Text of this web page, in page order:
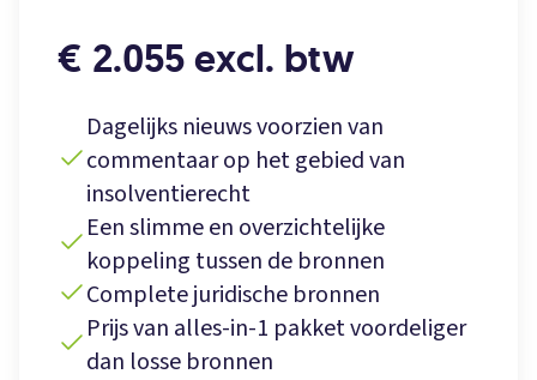
€ 2.055 excl. btw
Dagelijks nieuws voorzien van
commentaar op het gebied van
insolventierecht
Een slimme en overzichtelijke
koppeling tussen de bronnen
Complete juridische bronnen
Prijs van alles-in-1 pakket voordeliger
dan losse bronnen